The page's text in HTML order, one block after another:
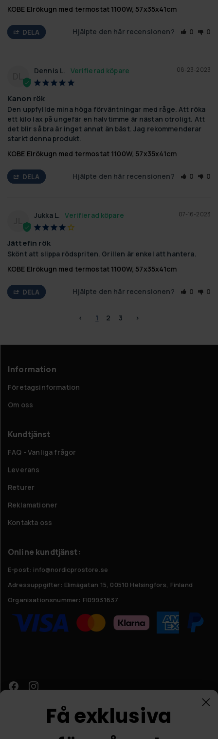
KOBE Elrökugn med termostat 1100W, 57x35x41cm
DELA Hjälpte den här recensionen? 0 0
08-23-2023
Dennis L.
Kanon rök
Den uppfyllde mina höga förväntningar med råge. Att röka
ett kilo lax på ungefär en halvtimme är nästan otroligt. Att
det blir så bra är inget annat än bäst. Jag rekommenderar
starkt denna produkt.
KOBE Elrökugn med termostat 1100W, 57x35x41cm
DELA Hjälpte den här recensionen? 0 0
07-16-2023
Jukka L.
Jättefin rök
Skönt att slippa rödspriten. Grillen är enkel att hantera.
KOBE Elrökugn med termostat 1100W, 57x35x41cm
DELA Hjälpte den här recensionen? 0 0
< 1 2 3 >
Information
Företagsinformation
Om oss
Kundtjänst
FAQ - Vanliga frågor
Leverans
Returer
Reklamationer
Kontakta oss
Online kundtjänst:
E-post: info@nordicprostore.se
Adressuppgifter: Elimägatan 15, 00510 Helsingfors, Finland
Organisationsnummer: FI09931637
Få exklusiva